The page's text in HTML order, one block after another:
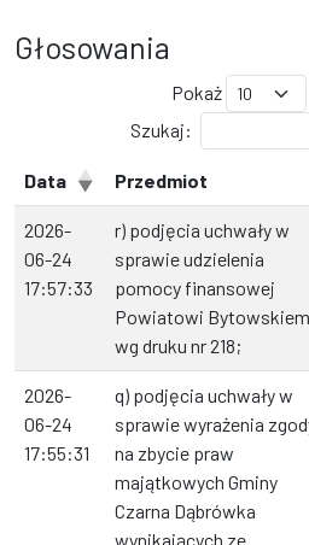
Głosowania
Pokaż
Szukaj:
Data Przedmiot
2026-
06-24
17:57:33
r) podjęcia uchwały w
sprawie udzielenia
pomocy finansowej
Powiatowi
wg druku nr 218;
2026-
06-24
17:55:31
q) podjęcia uchwały w
sprawie wyrażenia
na zbycie praw
majątkowych Gminy
Czarna Dąbrówka
wynikających ze